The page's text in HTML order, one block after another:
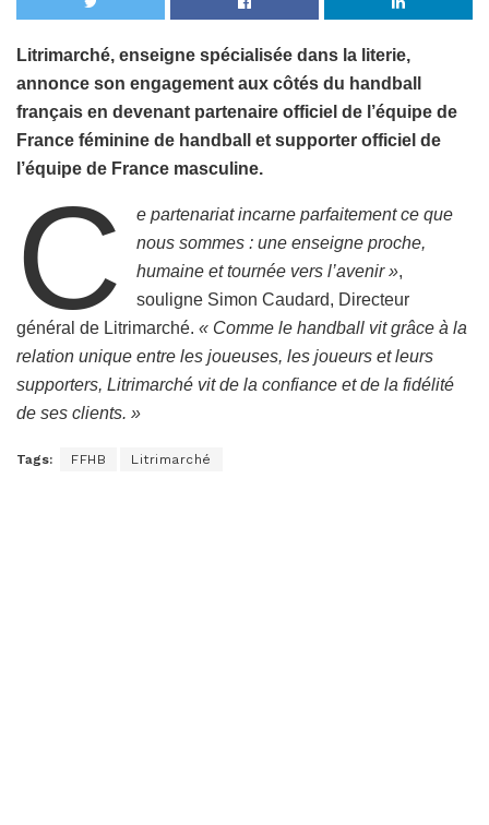
Litrimarché, enseigne spécialisée dans la literie,
annonce son engagement aux côtés du handball
français en devenant partenaire officiel de l’équipe de
France féminine de handball et supporter officiel de
l’équipe de France masculine.
C
e partenariat incarne parfaitement ce que
nous sommes : une enseigne proche,
humaine et tournée vers l’avenir »,
souligne Simon Caudard, Directeur
général de Litrimarché. « Comme le handball vit grâce à la
relation unique entre les joueuses, les joueurs et leurs
supporters, Litrimarché vit de la confiance et de la fidélité
de ses clients. »
Tags: FFHB Litrimarché